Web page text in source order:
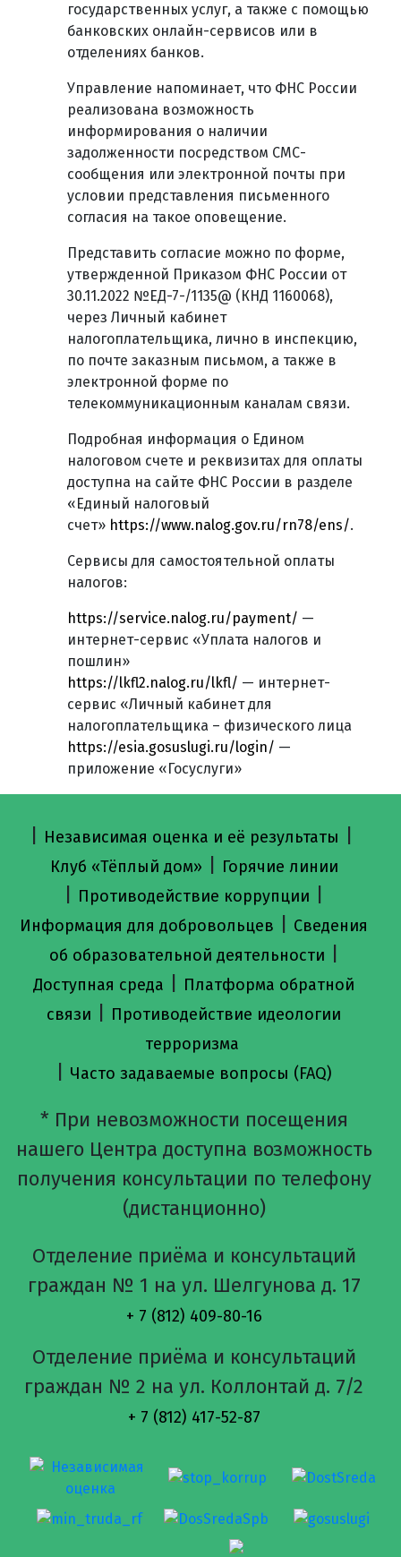
государственных услуг, а также с помощью
банковских онлайн-сервисов или в
отделениях банков.
Управление напоминает, что ФНС России
реализована возможность
информирования о наличии
задолженности посредством СМС-
сообщения или электронной почты при
условии представления письменного
согласия на такое оповещение.
Представить согласие можно по форме,
утвержденной Приказом ФНС России от
30.11.2022 №ЕД-7-/1135@ (КНД 1160068),
через Личный кабинет
налогоплательщика, лично в инспекцию,
по почте заказным письмом, а также в
электронной форме по
телекоммуникационным каналам связи.
Подробная информация о Едином
налоговом счете и реквизитах для оплаты
доступна на сайте ФНС России в разделе
«Единый налоговый
счет» https://www.nalog.gov.ru/rn78/ens/.
Сервисы для самостоятельной оплаты
налогов:
https://service.nalog.ru/payment/ —
интернет-сервис «Уплата налогов и
пошлин»
https://lkfl2.nalog.ru/lkfl/ — интернет-
сервис «Личный кабинет для
налогоплательщика – физического лица
https://esia.gosuslugi.ru/login/ —
приложение «Госуслуги»
Независимая оценка и её результаты
Клуб «Тёплый дом» Горячие линии
Противодействие коррупции
Информация для добровольцев
Сведения
об образовательной деятельности
Доступная среда
Платформа обратной
связи
Противодействие идеологии
терроризма
Часто задаваемые вопросы (FAQ)
* При невозможности посещения
нашего Центра доступна возможность
получения консультации по телефону
(дистанционно)
Отделение приёма и консультаций
граждан № 1 на ул. Шелгунова д. 17
+ 7 (812) 409-80-16
Отделение приёма и консультаций
граждан № 2 на ул. Коллонтай д. 7/2
+ 7 (812) 417-52-87